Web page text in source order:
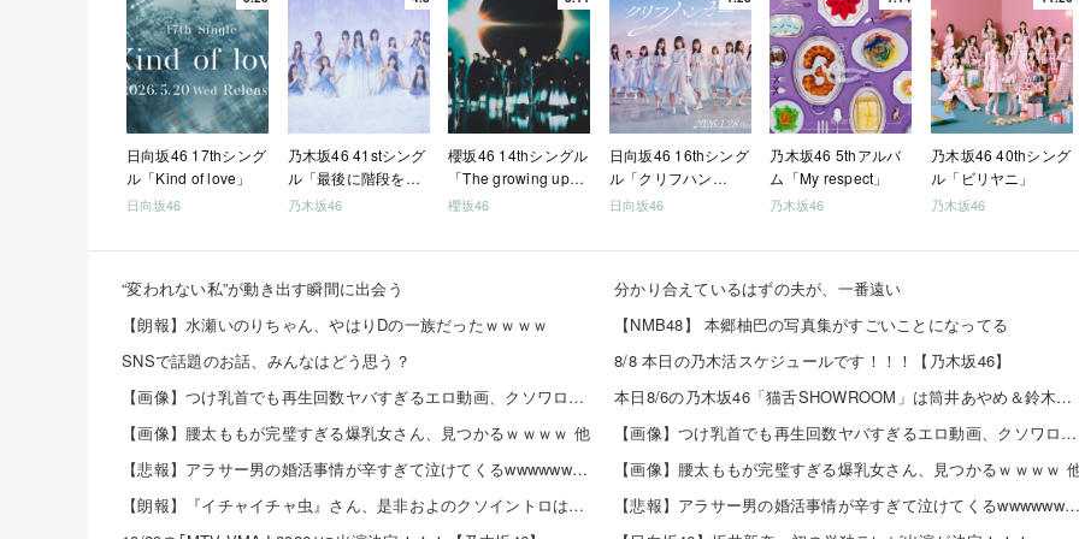
日向坂46 17thシング
ル「Kind of love」
日向坂46
乃木坂46 41stシング
ル「最後に階段を駆
け上がったのはいつ
乃木坂46
櫻坂46 14thシングル
「The growing up
train」
櫻坂46
日向坂46 16thシング
ル「クリフハン
ガー」
日向坂46
乃木坂46 5thアルバ
ム「My respect」
乃木坂46
乃木坂46 40thシング
ル「ビリヤニ」
乃木坂46
“変われない私”が動き出す瞬間に出会う
【朗報】水瀬いのりちゃん、やはりDの一族だったｗｗｗｗ
SNSで話題のお話、みんなはどう思う？
【画像】つけ乳首でも再生回数ヤバすぎるエロ動画、クソワロタwwww 他
【画像】腰太ももが完璧すぎる爆乳女さん、見つかるｗｗｗｗ 他
【悲報】アラサー男の婚活事情が辛すぎて泣けてくるwwwwwww 他
【朗報】『イチャイチャ虫』さん、是非およのクソイントロはギリ超える
分かり合えているはずの夫が、一番遠い
【NMB48】 本郷柚巴の写真集がすごいことになってる
8/8 本日の乃木活スケジュールです！！！【乃木坂46】
本日8/6の乃木坂46「猫舌SHOWROOM」は筒井あやめ＆鈴木佑捺
【画像】つけ乳首でも再生回数ヤバすぎるエロ動画、クソワロタwwww 他
【画像】腰太ももが完璧すぎる爆乳女さん、見つかるｗｗｗｗ
【悲報】アラサー男の婚活事情が辛すぎて泣けてくるwwwwwww 他